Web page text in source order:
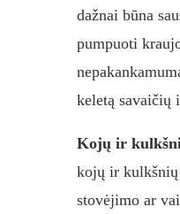
dažnai būna
pumpuoti
keletą savaičių
Kojų ir
kojų ir kulkšnių
stovėjimo ar